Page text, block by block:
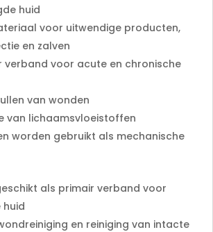
huid
voor uitwendige producten,
en zalven
verband voor acute en chronische
van wonden
van lichaamsvloeistoffen
worden gebruikt als mechanische
als primair verband voor
en reiniging van intacte